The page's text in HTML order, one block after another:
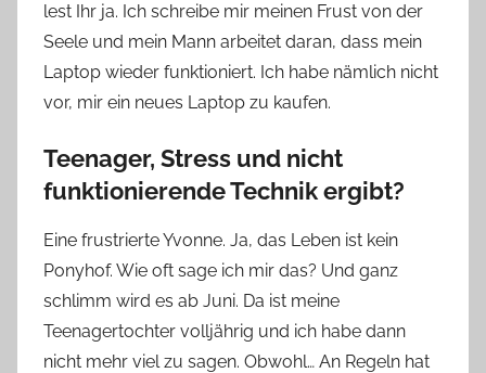
lest Ihr ja. Ich schreibe mir meinen Frust von der
Seele und mein Mann arbeitet daran, dass mein
Laptop wieder funktioniert. Ich habe nämlich nicht
vor, mir ein neues Laptop zu kaufen.
Teenager, Stress und nicht
funktionierende Technik ergibt?
Eine frustrierte Yvonne. Ja, das Leben ist kein
Ponyhof. Wie oft sage ich mir das? Und ganz
schlimm wird es ab Juni. Da ist meine
Teenagertochter volljährig und ich habe dann
nicht mehr viel zu sagen. Obwohl… An Regeln hat